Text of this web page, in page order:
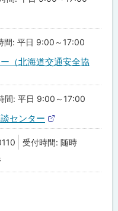
間: 平日 9:00～17:00
（北海道交通安全協
間: 平日 9:00～17:00
センター
外
部
サ
受付時間: 随時